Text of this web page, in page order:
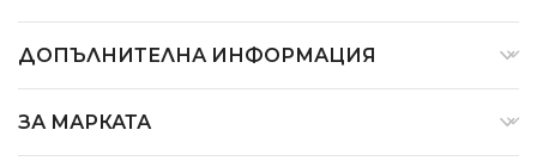
ДОПЪЛНИТЕЛНА ИНФОРМАЦИЯ
ЗА МАРКАТА